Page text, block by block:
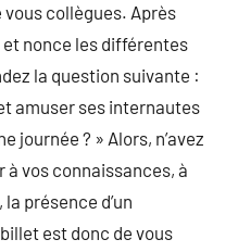
vous collègues. Après
et nonce les différentes
la question suivante :
amuser ses internautes
journée ? » Alors, n’avez
à vos connaissances, à
présence d’un
est donc de vous